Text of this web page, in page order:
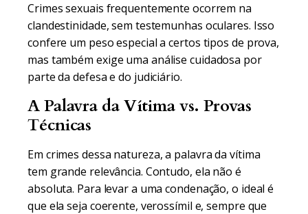
Crimes sexuais frequentemente ocorrem na
clandestinidade, sem testemunhas oculares. Isso
confere um peso especial a certos tipos de prova,
mas também exige uma análise cuidadosa por
parte da defesa e do judiciário.
A Palavra da Vítima vs. Provas
Técnicas
Em crimes dessa natureza, a palavra da vítima
tem grande relevância. Contudo, ela não é
absoluta. Para levar a uma condenação, o ideal é
que ela seja coerente, verossímil e, sempre que